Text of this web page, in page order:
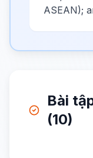
ASEAN);
Bài
(10)